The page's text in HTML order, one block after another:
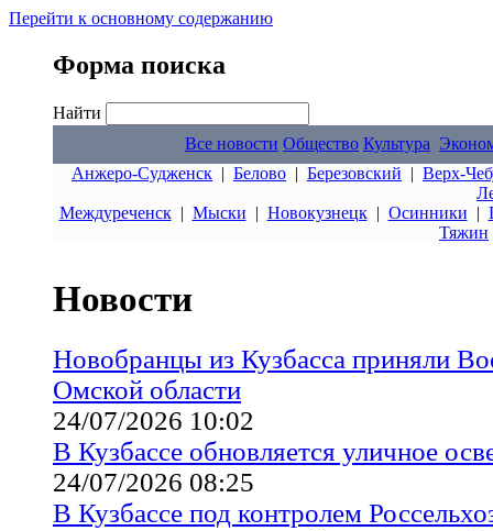
Перейти к основному содержанию
Форма поиска
Найти
Все новости Общество Культура
Анжеро-Судженск | Белово | Березовский | Верх-
Междуреченск| Мыски | Новокузнецк| Осинники |
Тяжин
Новости
Новобранцы из Кузбасса приняли
Омской области
24/07/2026 10:02
В Кузбассе обновляется уличное
24/07/2026 08:25
В Кузбассе под контролем